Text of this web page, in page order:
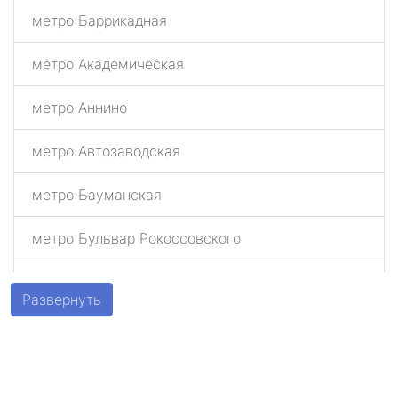
метро Баррикадная
метро Академическая
метро Аннино
метро Автозаводская
метро Бауманская
метро Бульвар Рокоссовского
метро Беговая
Развернуть